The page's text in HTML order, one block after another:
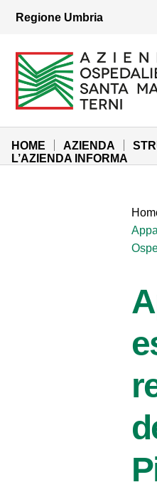
Vai al menu di
Regione Umbria
Azienda Ospedaliera
Sito Istituzionale
HOME AZIENDA
L’AZIENDA INFORMA